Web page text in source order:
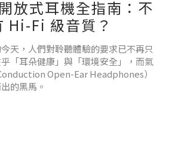
放式耳機全指南：不
Hi-Fi 級音質？
天，人們對聆聽體驗的要求已不再只
「耳朵健康」與「環境安全」，而氣
Open-Ear Headphones）
的黑馬。
。本文將深度解析其技術原理、選購
氣傳導開放式耳機？技術原理解析1.